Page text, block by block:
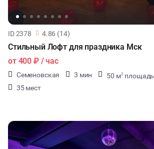
ID 2378 4.86 (14)
Стильный Лофт для праздника Мск
от 400 ₽/ час
Семеновская 3 мин 50 м2 площадь
35 мест